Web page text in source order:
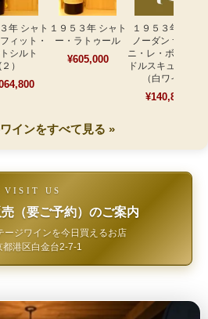
年 シャト
ィット・
シルト
）
１９５３年 シャト
ー・ラトゥール
¥605,000
１９５３年 ドデ
ノーダン サヴィ
ニ・レ・ボーヌ ル
ドルスキュル１級
（白ワイン
¥140,800
インをすべて見る »
VISIT US
（要ご予約）のご案内
ージワインを今日買えるお店
都港区白金台2-7-1